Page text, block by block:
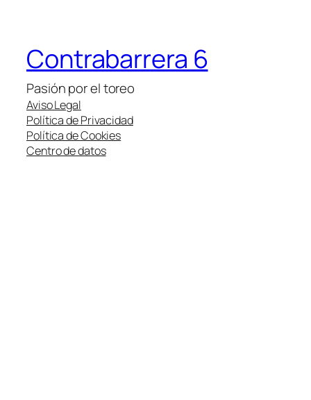
Contrabarrera 6
Pasión por el toreo
Aviso Legal
Política de Privacidad
Política de Cookies
Centro de datos